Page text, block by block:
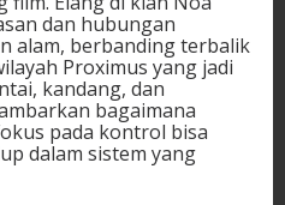
dan hubungan
alam, berbanding terbalik
Proximus yang jadi
kandang, dan
bagaimana
pada kontrol bisa
dalam sistem yang